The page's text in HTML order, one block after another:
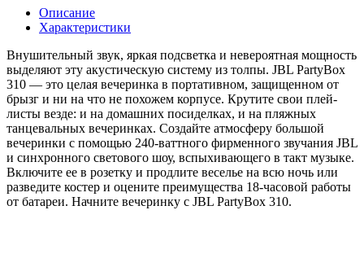
Описание
Характеристики
Внушительный звук, яркая подсветка и невероятная мощность
выделяют эту акустическую систему из толпы. JBL PartyBox
310 — это целая вечеринка в портативном, защищенном от
брызг и ни на что не похожем корпусе. Крутите свои плей-
листы везде: и на домашних посиделках, и на пляжных
танцевальных вечеринках. Создайте атмосферу большой
вечеринки с помощью 240-ваттного фирменного звучания JBL
и синхронного светового шоу, вспыхивающего в такт музыке.
Включите ее в розетку и продлите веселье на всю ночь или
разведите костер и оцените преимущества 18-часовой работы
от батареи. Начните вечеринку с JBL PartyBox 310.